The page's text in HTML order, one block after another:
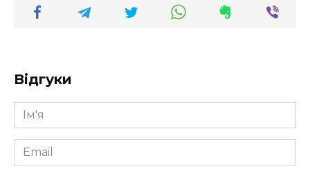
Відгуки
Ім'я
*
Email
*